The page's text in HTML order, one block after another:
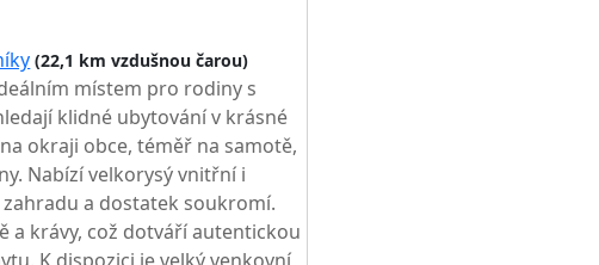
(22,1 km vzdušnou čarou)
místem pro rodiny s
klidné ubytování v krásné
okraji obce, téměř na samotě,
Nabízí velkorysý vnitřní i
a dostatek soukromí.
a krávy, což dotváří autentickou